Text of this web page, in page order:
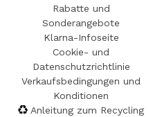
Rabatte und
Sonderangebote
Klarna-Infoseite
Cookie- und
Datenschutzrichtlinie
Verkaufsbedingungen und
Konditionen
Anleitung zum Recycling